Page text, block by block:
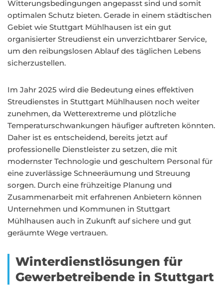
Witterungsbedingungen angepasst sind und somit
optimalen Schutz bieten. Gerade in einem städtischen
Gebiet wie Stuttgart Mühlhausen ist ein gut
organisierter Streudienst ein unverzichtbarer Service,
um den reibungslosen Ablauf des täglichen Lebens
sicherzustellen.
Im Jahr 2025 wird die Bedeutung eines effektiven
Streudienstes in Stuttgart Mühlhausen noch weiter
zunehmen, da Wetterextreme und plötzliche
Temperaturschwankungen häufiger auftreten könnten.
Daher ist es entscheidend, bereits jetzt auf
professionelle Dienstleister zu setzen, die mit
modernster Technologie und geschultem Personal für
eine zuverlässige Schneeräumung und Streuung
sorgen. Durch eine frühzeitige Planung und
Zusammenarbeit mit erfahrenen Anbietern können
Unternehmen und Kommunen in Stuttgart
Mühlhausen auch in Zukunft auf sichere und gut
geräumte Wege vertrauen.
Winterdienstlösungen für
Gewerbetreibende in Stuttgart